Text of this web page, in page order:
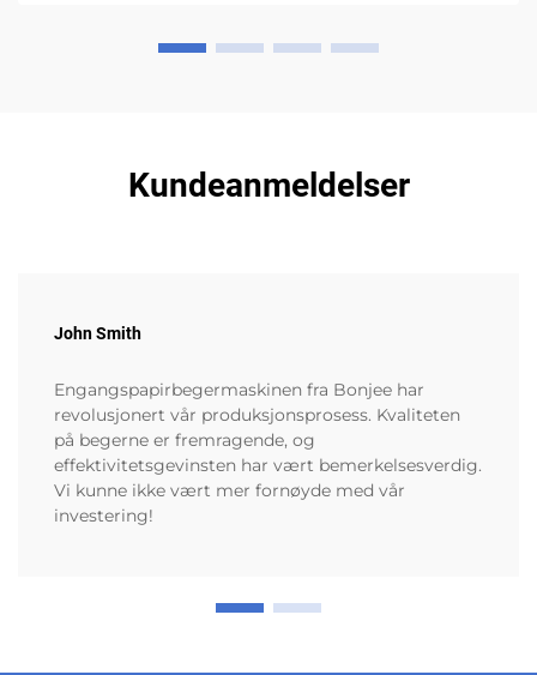
Kundeanmeldelser
John Smith
Engangspapirbegermaskinen fra Bonjee har
revolusjonert vår produksjonsprosess. Kvaliteten
på begerne er fremragende, og
effektivitetsgevinsten har vært bemerkelsesverdig.
Vi kunne ikke vært mer fornøyde med vår
investering!